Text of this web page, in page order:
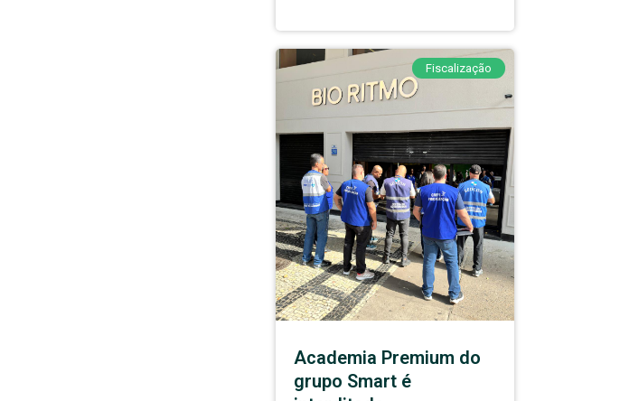
Fiscalização
Academia Premium do
grupo Smart é